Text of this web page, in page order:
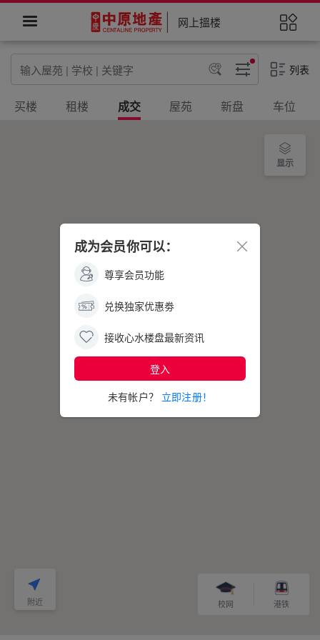
网上搵楼
列表
买楼 租楼 成交 屋苑 新盘 车位
爱宾花园
显示
附近 校网 港铁
成为会员你可以：
尊享会员功能
兑换独家优惠劵
接收心水楼盘最新资讯
登入
未有帐户？ 立即注册！